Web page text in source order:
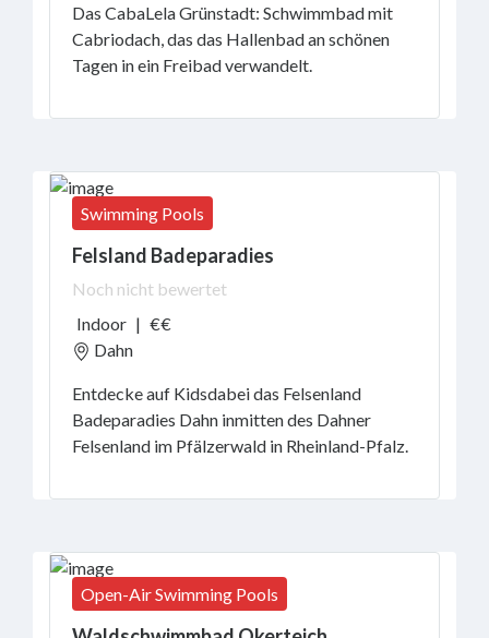
Das CabaLela Grünstadt: Schwimmbad mit
Cabriodach, das das Hallenbad an schönen
Tagen in ein Freibad verwandelt.
Swimming Pools
Felsland Badeparadies
Noch nicht bewertet
Indoor | €€
Dahn
Entdecke auf Kidsdabei das Felsenland
Badeparadies Dahn inmitten des Dahner
Felsenland im Pfälzerwald in Rheinland-Pfalz.
Open-Air Swimming Pools